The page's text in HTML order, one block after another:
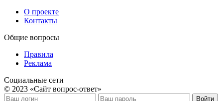
О проекте
Контакты
Общие вопросы
Правила
Реклама
Социальные сети
© 2023 «Сайт вопрос-ответ»
Войти